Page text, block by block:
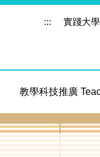
::: 實踐大學
教學科技推廣